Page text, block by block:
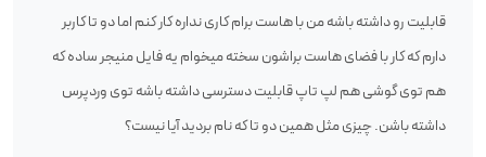
قابلیت رو داشته باشه من با هاست برام کاری نداره کار کنم اما دو تا کاربر
دارم که کار با فضای هاست براشون سخته میخوام یه فایل منیجر ساده که
هم توی گوشی هم لپ تاپ قابلیت دسترسی داشته باشه توی وردپرس
داشته باشن. چیزی مثل همین دو تا که نام بردید آیا نیست؟